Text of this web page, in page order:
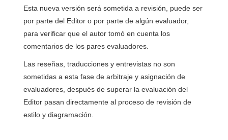
Esta nueva versión será sometida a revisión, puede ser
por parte del Editor o por parte de algún evaluador,
para verificar que el autor tomó en cuenta los
comentarios de los pares evaluadores.
Las reseñas, traducciones y entrevistas no son
sometidas a esta fase de arbitraje y asignación de
evaluadores, después de superar la evaluación del
Editor pasan directamente al proceso de revisión de
estilo y diagramación.